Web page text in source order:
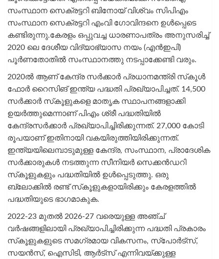
സംസ്ഥാന സെക്രട്ടറി ബിനോയ് വിശ്വം സിപിഎം
സംസ്ഥാന സെക്രട്ടറി എംവി ഗോവിന്ദനെ ഉള്‍പ്പെടെ
കണ്ടിരുന്നു.കേരളം ഒപ്പുവച്ച ധാരണാപത്രം അനുസരിച്ച്
2020 ലെ ദേശീയ വിദ്യാഭ്യാസ നയം (എന്‍ഇപി)
പൂര്‍ണതോതില്‍ സംസ്ഥാനത്തു നടപ്പാക്കേണ്ടി വരും.
2020ല്‍ ആണ് കേന്ദ്ര സര്‍ക്കാര്‍ പ്രധാനമന്ത്രി സ്‌കൂള്‍
ഫോര്‍ റൈസിങ് ഇന്ത്യ പദ്ധതി പ്രഖ്യാപിച്ചത്. 14,500
സര്‍ക്കാര്‍ സ്‌കൂളുകളെ മാതൃക സ്ഥാപനങ്ങളാക്കി
ഉയര്‍ത്തുമെന്നാണ് പിഎം ശ്രീ പദ്ധതിയില്‍
കേന്ദ്രസര്‍ക്കാര്‍ പ്രഖ്യാപിച്ചിരിക്കുന്നത്. 27,000 കോടി
രൂപയാണ് ഇതിനായി വകയിരുത്തിയിരിക്കുന്നത്.
ഇന്ത്യയിലെമ്പാടുമുള്ള കേന്ദ്ര, സംസ്ഥാന, പ്രാദേശിക
സര്‍ക്കാരുകള്‍ നടത്തുന്ന സീനിയര്‍ സെക്കന്‍ഡറി
സ്‌കൂളുകളും പദ്ധതിയില്‍ ഉള്‍പ്പെടുത്തു. ഒരു
ബ്ലോക്കില്‍ രണ്ട് സ്‌കൂളുകളായിരിക്കും കേരളത്തില്‍
പദ്ധതിയുടെ ഭാഗമാകുക.
2022-23 മുതല്‍ 2026-27 വരെയുള്ള അഞ്ച്
വര്‍ഷങ്ങളിലായി പ്രഖ്യാപിച്ചിരിക്കുന്ന പദ്ധതി പ്രകാരം
സ്‌കൂളുകളുടെ സമഗ്രമായ വികസനം, സ്പോര്‍ട്സ്,
സയന്‍സ്, ഐസിടി, ആര്‍ട്സ് എന്നിവയ്ക്കുള്ള